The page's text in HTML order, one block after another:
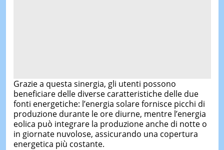
Grazie a questa sinergia, gli utenti possono
beneficiare delle diverse caratteristiche delle due
fonti energetiche: l’energia solare fornisce picchi di
produzione durante le ore diurne, mentre l’energia
eolica può integrare la produzione anche di notte o
in giornate nuvolose, assicurando una copertura
energetica più costante.